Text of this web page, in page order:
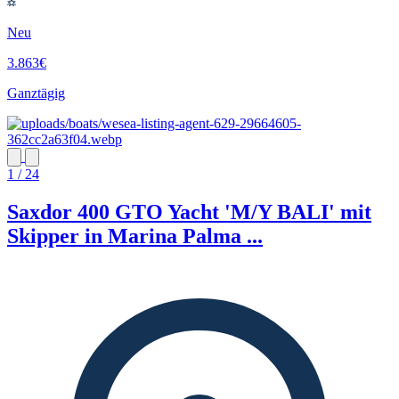
Neu
3.863€
Ganztägig
1 / 24
Saxdor 400 GTO Yacht 'M/Y BALI' mit
Skipper in Marina Palma ...